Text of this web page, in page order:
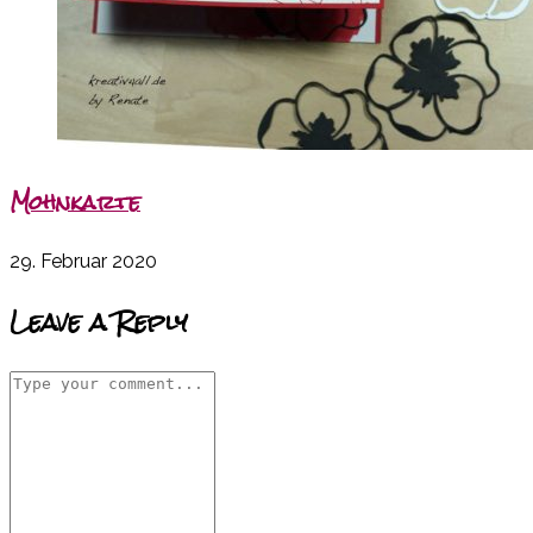
Mohnkarte
29. Februar 2020
Leave a Reply